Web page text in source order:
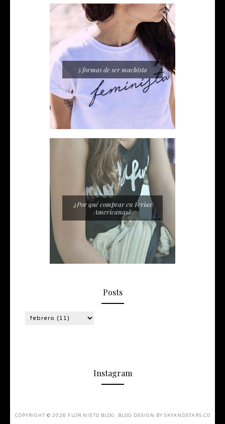
5 formas de ser machista
¿Por qué comprar en Ferias
Americanas?
Posts
Instagram
COPYRIGHT © 2026 FLOR NIETO BLOG . BLOG DESIGN BY SKYANDSTARS.CO